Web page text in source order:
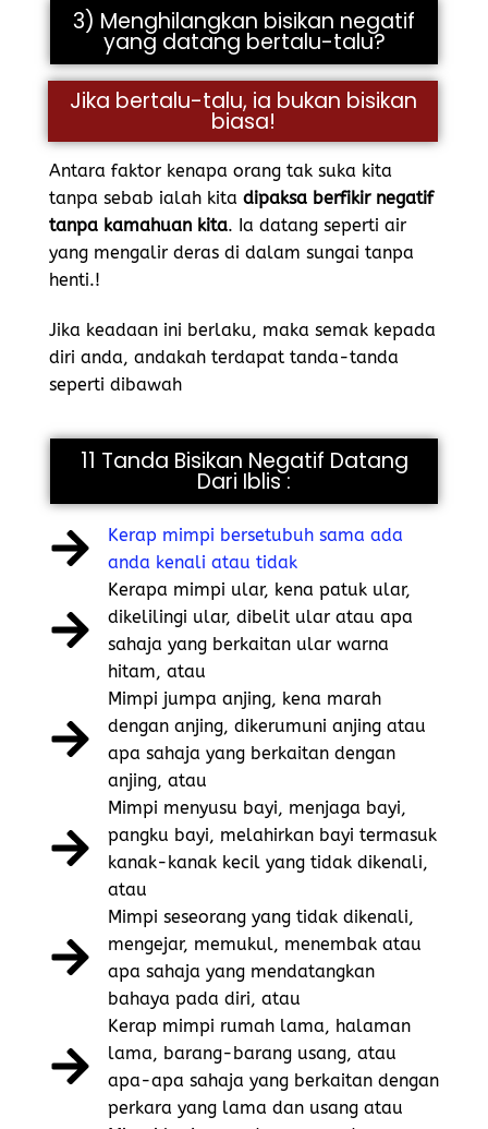
3) Menghilangkan bisikan negatif
yang datang bertalu-talu?
Jika bertalu-talu, ia bukan bisikan
biasa!
Antara faktor kenapa orang tak suka kita
tanpa sebab ialah kita dipaksa berfikir negatif
tanpa kamahuan kita. Ia datang seperti air
yang mengalir deras di dalam sungai tanpa
henti.!
Jika keadaan ini berlaku, maka semak kepada
diri anda, andakah terdapat tanda-tanda
seperti dibawah
11 Tanda Bisikan Negatif Datang
Dari Iblis :
Kerap mimpi bersetubuh sama ada
anda kenali atau tidak
Kerapa mimpi ular, kena patuk ular,
dikelilingi ular, dibelit ular atau apa
sahaja yang berkaitan ular warna
hitam, atau
Mimpi jumpa anjing, kena marah
dengan anjing, dikerumuni anjing atau
apa sahaja yang berkaitan dengan
anjing, atau
Mimpi menyusu bayi, menjaga bayi,
pangku bayi, melahirkan bayi termasuk
kanak-kanak kecil yang tidak dikenali,
atau
Mimpi seseorang yang tidak dikenali,
mengejar, memukul, menembak atau
apa sahaja yang mendatangkan
bahaya pada diri, atau
Kerap mimpi rumah lama, halaman
lama, barang-barang usang, atau
apa-apa sahaja yang berkaitan dengan
perkara yang lama dan usang atau